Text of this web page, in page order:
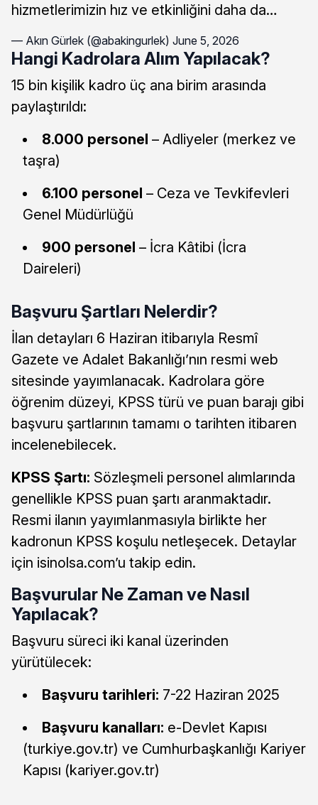
hizmetlerimizin hız ve etkinliğini daha da…
— Akın Gürlek (@abakingurlek) June 5, 2026
Hangi Kadrolara Alım Yapılacak?
15 bin kişilik kadro üç ana birim arasında
paylaştırıldı:
8.000 personel – Adliyeler (merkez ve
taşra)
6.100 personel – Ceza ve Tevkifevleri
Genel Müdürlüğü
900 personel – İcra Kâtibi (İcra
Daireleri)
Başvuru Şartları Nelerdir?
İlan detayları 6 Haziran itibarıyla Resmî
Gazete ve Adalet Bakanlığı’nın resmi web
sitesinde yayımlanacak. Kadrolara göre
öğrenim düzeyi, KPSS türü ve puan barajı gibi
başvuru şartlarının tamamı o tarihten itibaren
incelenebilecek.
KPSS Şartı: Sözleşmeli personel alımlarında
genellikle KPSS puan şartı aranmaktadır.
Resmi ilanın yayımlanmasıyla birlikte her
kadronun KPSS koşulu netleşecek. Detaylar
için isinolsa.com’u takip edin.
Başvurular Ne Zaman ve Nasıl
Yapılacak?
Başvuru süreci iki kanal üzerinden
yürütülecek:
Başvuru tarihleri: 7-22 Haziran 2025
Başvuru kanalları: e-Devlet Kapısı
(turkiye.gov.tr) ve Cumhurbaşkanlığı Kariyer
Kapısı (kariyer.gov.tr)